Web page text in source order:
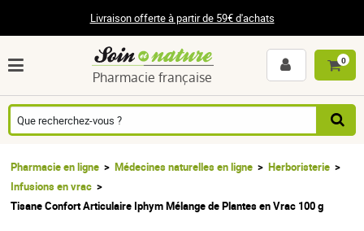
Livraison offerte à partir de 59€ d'achats
Pharmacie française
0
Pharmacie en ligne Médecines naturelles en ligne
Herboristerie
Infusions en vrac
Tisane Confort Articulaire Iphym Mélange de Plantes en Vrac 100 g